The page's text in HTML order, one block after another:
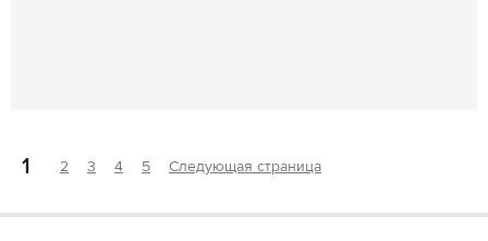
1 2 3 4 5 Следующая страница